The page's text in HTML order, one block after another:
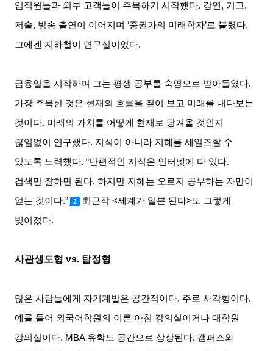
임직원들과 외부 고객들이 주목하기 시작했다. 강연 , 기고,
저술, 방송 출연이 이어지며 ‘증권가의 미래학자’로 불렸다.
그에겐 지하철이 연구실이었다.
금융일을 시작하며 그는 평생 공부를 숙명으로 받아들였다.
가장 주목한 것은 현재의 흐름을 짚어 보고 미래를 내다보는
것이다. 미래의 가치를 어떻게 현재로 당겨올 것인지
끊임없이 연구했다. 지식이 아니라 지혜를 세일즈할 수
있도록 노력했다. “단편적인 지식은 인터넷에 다 있다.
검색만 잘하면 된다.하지만 지혜는 오로지 공부하는 자만이
얻는 것이다.” 2 최근작 <세계가 일본 된다>도 그렇게
빚어졌다.
사관생도형 vs. 탐정형
많은 사람들에게 자기계발은 공간적이다. 주로 사각형이다.
예를 들어 외국어학원의 이른 아침 강의실이거나 대학원
강의실이다. MBA 유학도 공간으로 상상된다. 캠퍼스와